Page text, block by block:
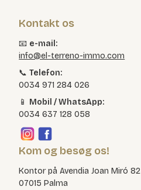
Kontakt os
📧 e-mail:
info@el-terreno-immo.com
📞Telefon:
0034 971 284 026
📱 Mobil / WhatsApp:
0034 637 128 058
Kom og besøg os!
Kontor på Avendia Joan Miró 82
07015 Palma